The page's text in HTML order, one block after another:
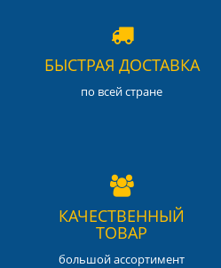
БЫСТРАЯ ДОСТАВКА
по всей стране
КАЧЕСТВЕННЫЙ
ТОВАР
большой ассортимент